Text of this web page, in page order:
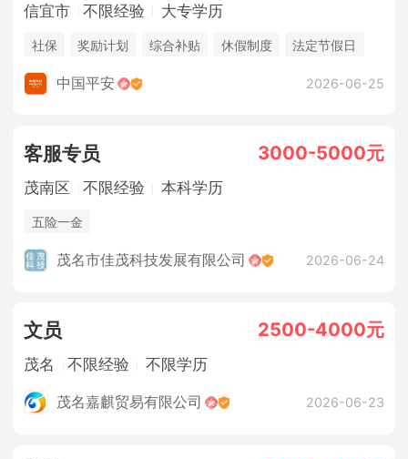
信宜市 不限经验 大专学历
社保 奖励计划 综合补贴 休假制度
法定节假日
年终奖金
中国平安 2026-06-25
客服专员 3000-5000元
茂南区 不限经验 本科学历
五险一金
茂名市佳茂科技发展有限公司 2026-06-24
文员 2500-4000元
茂名 不限经验 不限学历
茂名嘉麒贸易有限公司 2026-06-23